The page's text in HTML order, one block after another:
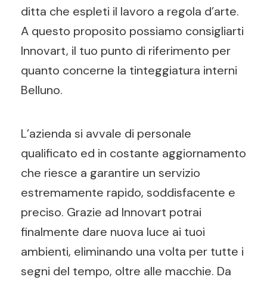
ditta che espleti il lavoro a regola d’arte.
A questo proposito possiamo consigliarti
Innovart, il tuo punto di riferimento per
quanto concerne la tinteggiatura interni
Belluno.
L’azienda si avvale di personale
qualificato ed in costante aggiornamento
che riesce a garantire un servizio
estremamente rapido, soddisfacente e
preciso. Grazie ad Innovart potrai
finalmente dare nuova luce ai tuoi
ambienti, eliminando una volta per tutte i
segni del tempo, oltre alle macchie. Da